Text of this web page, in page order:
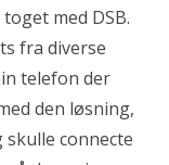
med DSB.
fra diverse
telefon der
den løsning,
connecte